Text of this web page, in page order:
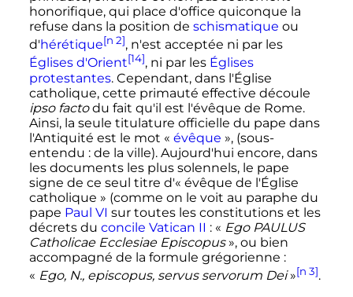
honorifique, qui place d'office quiconque la
refuse dans la position de schismatique ou
d'hérétique[n 2], n'est acceptée ni par les
Églises d'Orient[14], ni par les Églises
protestantes. Cependant, dans l'Église
catholique, cette primauté effective découle
ipso factodu fait qu'il est l'évêque de Rome.
Ainsi, la seule titulature officielle du pape dans
l'Antiquité est le mot « évêque », (sous-
entendu : de la ville). Aujourd'hui encore, dans
les documents les plus solennels, le pape
signe de ce seul titre d'« évêque de l'Église
catholique » (comme on le voit au paraphe du
pape Paul VI sur toutes les constitutions et les
décrets du concile Vatican II : « Ego PAULUS
Catholicae Ecclesiae Episcopus », ou bien
accompagné de la formule grégorienne :
« Ego, N., episcopus, servus servorum Dei »[n 3].